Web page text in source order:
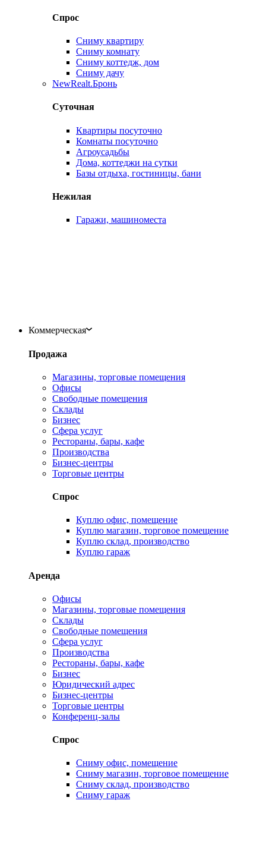
Спрос
Сниму квартиру
Сниму комнату
Сниму коттедж, дом
Сниму дачу
NewRealt.Бронь
Суточная
Квартиры посуточно
Комнаты посуточно
Агроусадьбы
Дома, коттеджи на сутки
Базы отдыха, гостиницы, бани
Нежилая
Гаражи, машиноместа
Коммерческая
Продажа
Магазины, торговые помещения
Офисы
Свободные помещения
Склады
Бизнес
Сфера услуг
Рестораны, бары, кафе
Производства
Бизнес-центры
Торговые центры
Спрос
Куплю офис, помещение
Куплю магазин, торговое помещение
Куплю склад, производство
Куплю гараж
Аренда
Офисы
Магазины, торговые помещения
Склады
Свободные помещения
Сфера услуг
Производства
Рестораны, бары, кафе
Бизнес
Юридический адрес
Бизнес-центры
Торговые центры
Конференц-залы
Спрос
Сниму офис, помещение
Сниму магазин, торговое помещение
Сниму склад, производство
Сниму гараж